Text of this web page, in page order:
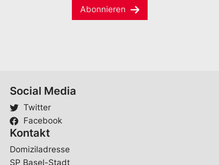
Abonnieren
Social Media
Twitter
Facebook
Kontakt
Domiziladresse
SP Basel-Stadt